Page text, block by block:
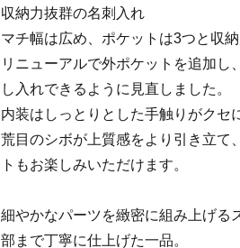
収納力抜群の名刺入れ
マチ幅は広め、ポケットは3つと収納
リニューアルで外ポケットを追加し
し入れできるように見直しました。
内装はしっとりとした手触りがクセ
荒目のシボが上質感をより引き立て
トもお楽しみいただけます。
細やかなパーツを緻密に組み上げる
部まで丁寧に仕上げた一品。